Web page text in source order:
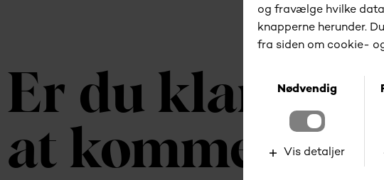
Er du klar til
at komme i